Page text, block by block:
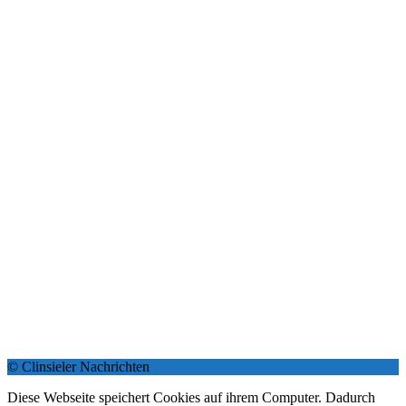
© Clinsieler Nachrichten
Diese Webseite speichert Cookies auf ihrem Computer. Dadurch